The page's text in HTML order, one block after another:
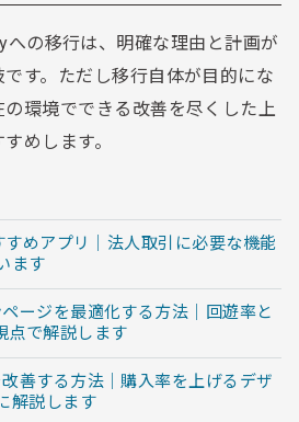
の移行は、明確な理由と計画が
す。ただし移行自体が目的にな
環境でできる改善を尽くした上
めします。
めアプリ｜法人取引に必要な機能
ます
ージを最適化する方法｜回遊率と
点で解説します
善する方法｜購入率を上げるデザ
解説します